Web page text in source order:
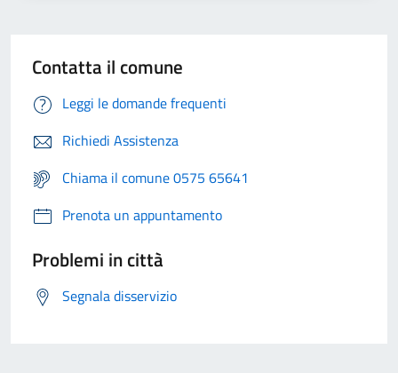
Contatta il comune
Leggi le domande frequenti
Richiedi Assistenza
Chiama il comune 0575 65641
Prenota un appuntamento
Problemi in città
Segnala disservizio